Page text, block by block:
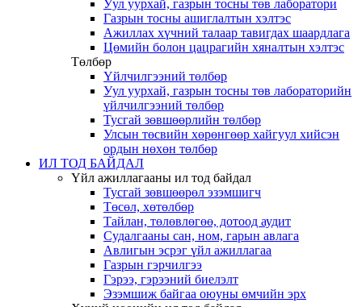
Уул уурхай, газрын тосны төв лаборатори
Газрын тосны ашиглалтын хэлтэс
Ажиллах хүчний талаар тавигдах шаардлага
Цөмийн болон цацрагийн хяналтын хэлтэс
Төлбөр
Үйлчилгээний төлбөр
Уул уурхай, газрын тосны төв лабораторийн
үйлчилгээний төлбөр
Тусгай зөвшөөрлийн төлбөр
Улсын төсвийн хөрөнгөөр хайгуул хийсэн
ордын нөхөн төлбөр
ИЛ ТОД БАЙДАЛ
Үйл ажиллагааны ил тод байдал
Тусгай зөвшөөрөл эзэмшигч
Төсөл, хөтөлбөр
Тайлан, төлөвлөгөө, дотоод аудит
Судалгааны сан, ном, гарын авлага
Авлигын эсрэг үйл ажиллагаа
Газрын гэрчилгээ
Гэрээ, гэрээний биелэлт
Эзэмшиж байгаа оюуны өмчийн эрх